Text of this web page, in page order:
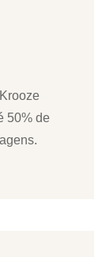
50% de